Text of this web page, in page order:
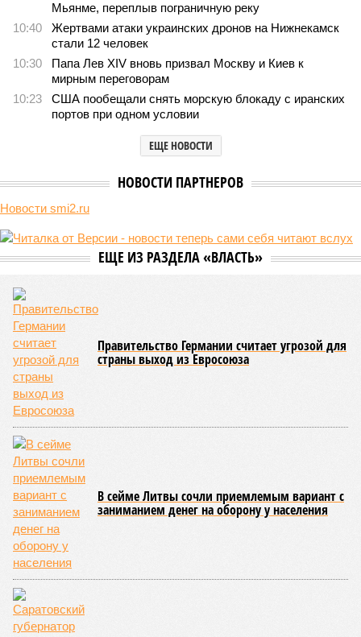
Мьянме, переплыв пограничную реку
10:40
Жертвами атаки украинских дронов на Нижнекамск
стали 12 человек
10:30
Папа Лев XIV вновь призвал Москву и Киев к
мирным переговорам
10:23
США пообещали снять морскую блокаду с иранских
портов при одном условии
ЕЩЕ НОВОСТИ
НОВОСТИ ПАРТНЕРОВ
Новости smi2.ru
ЕЩЕ ИЗ РАЗДЕЛА «ВЛАСТЬ»
Правительство Германии считает угрозой для
страны выход из Евросоюза
В сейме Литвы сочли приемлемым вариант с
заниманием денег на оборону у населения